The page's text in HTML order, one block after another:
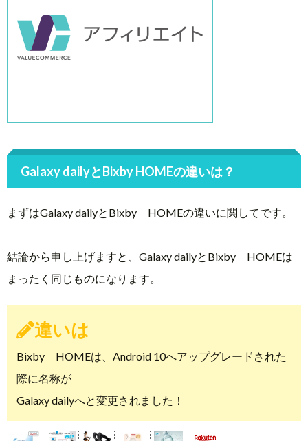
Galaxy dailyとBixby HOMEの違いは？
まずはGalaxy dailyとBixby HOMEの違いに関してです。
結論から申し上げますと、Galaxy dailyとBixby HOMEは
まったく同じものになります。
違いは
Bixby HOMEは、Android 10へアップグレードされた
際に名称が
Galaxy dailyへと変更されました！